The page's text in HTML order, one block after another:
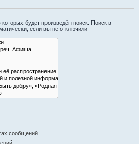
будет произведён поиск. Поиск в
если вы не отключили
сообщений